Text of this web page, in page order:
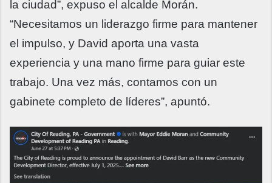
la ciudad”, expuso el alcalde Morán.
“Necesitamos un liderazgo firme para mantener
el impulso, y David aporta una vasta
experiencia y una mano firme para guiar este
trabajo. Una vez más, contamos con un
gabinete completo de líderes”, apuntó.